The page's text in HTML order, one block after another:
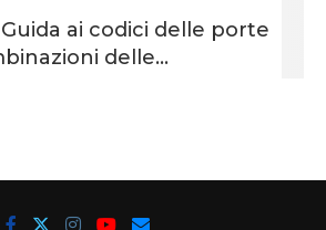
ai codici delle porte
delle...